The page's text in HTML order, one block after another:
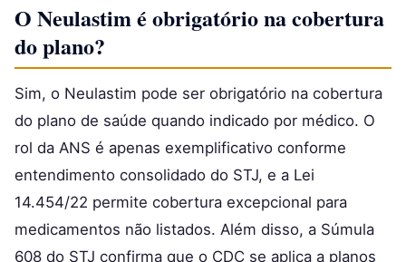
O Neulastim é obrigatório na cobertura
do plano?
Sim, o Neulastim pode ser obrigatório na cobertura
do plano de saúde quando indicado por médico. O
rol da ANS é apenas exemplificativo conforme
entendimento consolidado do STJ, e a Lei
14.454/22 permite cobertura excepcional para
medicamentos não listados. Além disso, a Súmula
608 do STJ confirma que o CDC se aplica a planos